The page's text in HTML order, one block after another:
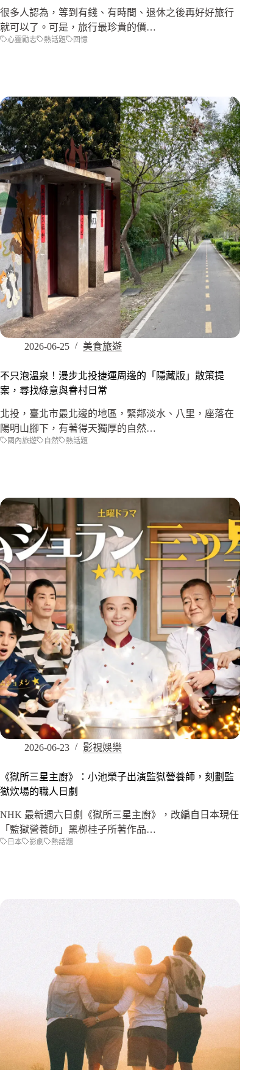
很多人認為，等到有錢、有時間、退休之後再好好旅行
就可以了。可是，旅行最珍貴的價…
心靈勵志 熱話題 回憶
2026-06-25 美食旅遊
不只泡溫泉！漫步北投捷運周邊的「隱藏版」散策提
案，尋找綠意與眷村日常
北投，臺北市最北邊的地區，緊鄰淡水、八里，座落在
陽明山腳下，有著得天獨厚的自然…
國內旅遊 自然 熱話題
2026-06-23 影視娛樂
《獄所三星主廚》：小池榮子出演監獄營養師，刻劃監
獄炊場的職人日劇
NHK 最新週六日劇《獄所三星主廚》，改編自日本現任
「監獄營養師」黑栁桂子所著作品…
日本 影劇 熱話題